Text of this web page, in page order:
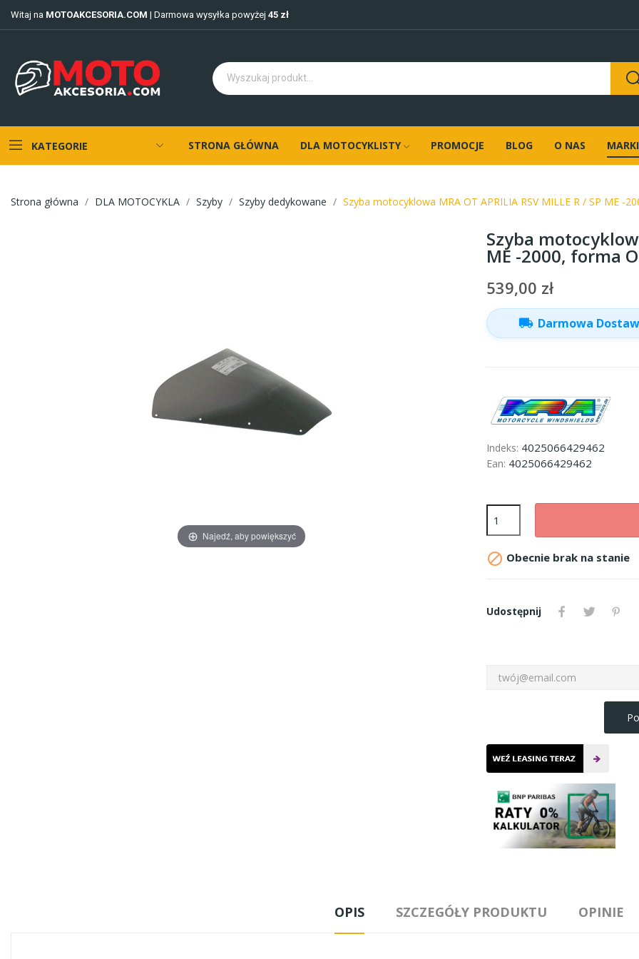
Witaj na MOTOAKCESORIA.COM | Darmowa wysyłka powyżej 45 zł
KATEGORIE STRONA GŁÓWNA DLA MOTOCYKLISTY PROMOCJE BLOG O NAS MARKI
Strona główna DLA MOTOCYKLA Szyby Szyby dedykowane Szyba motocyklowa MRA OT APRILIA RSV MILLE R / SP ME -
Najedź, aby powiększyć
Szyba
ME -2000, forma
539,00 zł
local_shipping Darmowa
Indeks: 4025066429462
Ean: 4025066429462
 Obecnie brak na stanie
Udostępnij
OPIS SZCZEGÓŁY PRODUKTU OPINIE